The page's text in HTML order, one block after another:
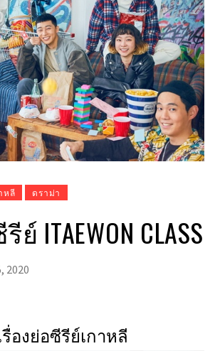
หลี ดราม่า
ITAEWON CLASS
2020
เรื่องย่อซีรีย์เกาหลี